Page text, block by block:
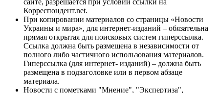
Корреспондент.net.
При копировании материалов со страницы «Новости
Украины и мира», для интернет-изданий – обязательна
прямая открытая для поисковых систем гиперссылка.
Ссылка должна быть размещена в независимости от
полного либо частичного использования материалов.
Гиперссылка (для интернет- изданий) – должна быть
размещена в подзаголовке или в первом абзаце
материала.
Новости с пометками "Мнение", "Экспертиза",